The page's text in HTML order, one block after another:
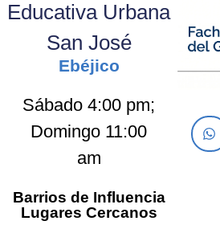
Educativa Urbana
San José
Ebéjico
Sábado 4:00 pm;
Domingo 11:00
am
Barrios de Influencia
Lugares Cercanos